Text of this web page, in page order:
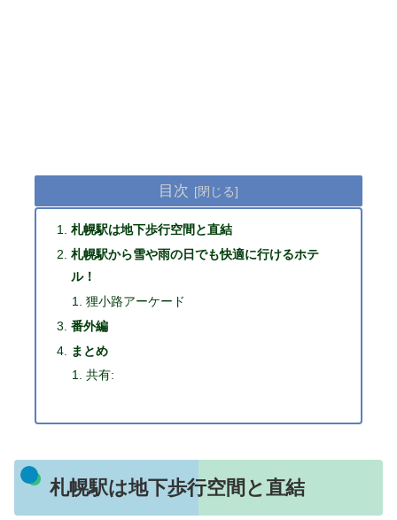
目次
札幌駅は地下歩行空間と直結
札幌駅から雪や雨の日でも快適に行けるホテ
ル！
狸小路アーケード
番外編
まとめ
共有:
札幌駅は地下歩行空間と直結